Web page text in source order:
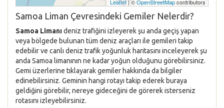
Leaflet| ©OpenStreetMapcontributors
Samoa Liman Çevresindeki Gemiler Nelerdir?
Samoa Limanıdeniz trafiğini izleyerek şu anda geçiş yapan
veya bölgede bulunan tüm deniz araçları ile gemileri takip
edebilir ve canlı deniz trafik yoğunluk haritasını inceleyerek şu
anda Samoa limanının ne kadar yoğun olduğunu görebilirsiniz.
Gemi üzerlerine tıklayarak gemiler hakkında da bilgiler
edinebilirsiniz. Geminin hangi rotayı takip ederek buraya
geldiğini görebilir, nereye gideceğini de görerek isterseniz
rotasını izleyebilirsiniz.